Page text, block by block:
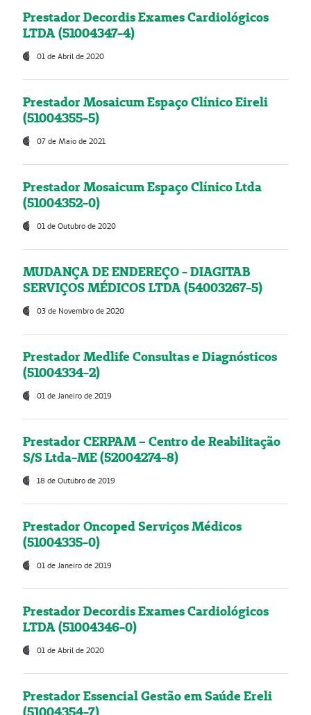
Prestador Decordis Exames Cardiológicos
LTDA (51004347-4)
01 de Abril de 2020
Prestador Mosaicum Espaço Clínico Eireli
(51004355-5)
07 de Maio de 2021
Prestador Mosaicum Espaço Clínico Ltda
(51004352-0)
01 de Outubro de 2020
MUDANÇA DE ENDEREÇO - DIAGITAB
SERVIÇOS MÉDICOS LTDA (54003267-5)
03 de Novembro de 2020
Prestador Medlife Consultas e Diagnósticos
(51004334-2)
01 de Janeiro de 2019
Prestador CERPAM – Centro de Reabilitação
S/S Ltda-ME (52004274-8)
18 de Outubro de 2019
Prestador Oncoped Serviços Médicos
(51004335-0)
01 de Janeiro de 2019
Prestador Decordis Exames Cardiológicos
LTDA (51004346-0)
01 de Abril de 2020
Prestador Essencial Gestão em Saúde Ereli
(51004354-7)